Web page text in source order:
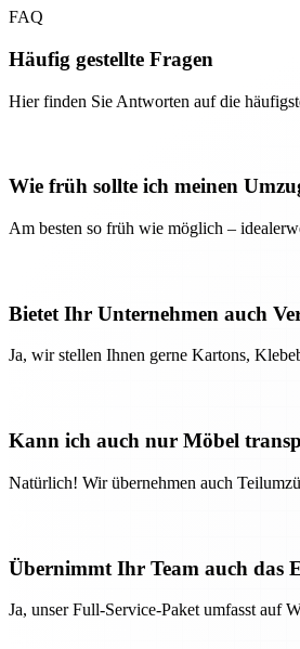
FAQ
Häufig gestellte Fragen
Hier finden Sie Antworten auf die
Wie früh sollte ich meinen
Am besten so früh wie möglich –
Bietet Ihr Unternehmen auch
Ja, wir stellen Ihnen gerne Kartons,
Kann ich auch nur Möbel
Natürlich! Wir übernehmen auch
Übernimmt Ihr Team auch das
Ja, unser Full-Service-Paket umfasst auf